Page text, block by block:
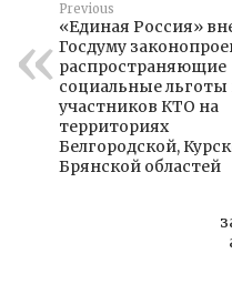
Previous
«Единая Россия»
Госдуму
распространяющие
социальные льготы
участников КТО на
территориях
Белгородской,
Брянской областей